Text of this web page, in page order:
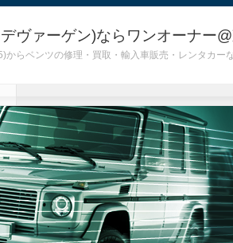
ヴァーゲン)ならワンオーナー
らベンツの修理・買取・輸入車販売・レンタカー